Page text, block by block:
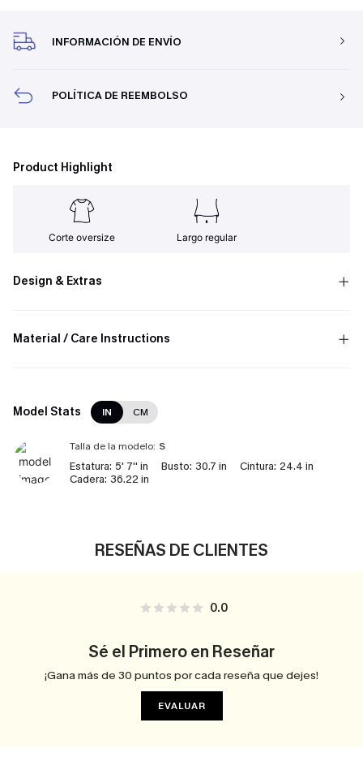
INFORMACIÓN DE ENVÍO
POLÍTICA DE REEMBOLSO
Product Highlight
Corte oversize Largo regular
Design & Extras
Material / Care Instructions
Model Stats IN CM
Talla de la modelo: S
Estatura: 5' 7'' in Busto: 30.7 in Cintura: 24.4 in
Cadera: 36.22 in
RESEÑAS DE CLIENTES
0.0
Sé el Primero en Reseñar
¡Gana más de 30 puntos por cada reseña que dejes!
EVALUAR